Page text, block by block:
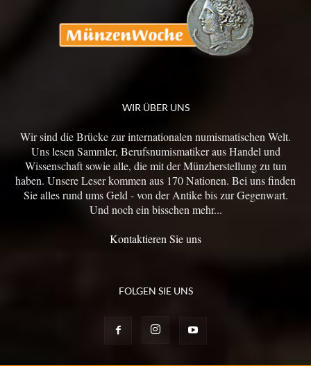
WIR ÜBER UNS
Wir sind die Brücke zur internationalen numismatischen Welt.
Uns lesen Sammler, Berufsnumismatiker aus Handel und
Wissenschaft sowie alle, die mit der Münzherstellung zu tun
haben. Unsere Leser kommen aus 170 Nationen. Bei uns finden
Sie alles rund ums Geld - von der Antike bis zur Gegenwart.
Und noch ein bisschen mehr...
Kontaktieren Sie uns
FOLGEN SIE UNS